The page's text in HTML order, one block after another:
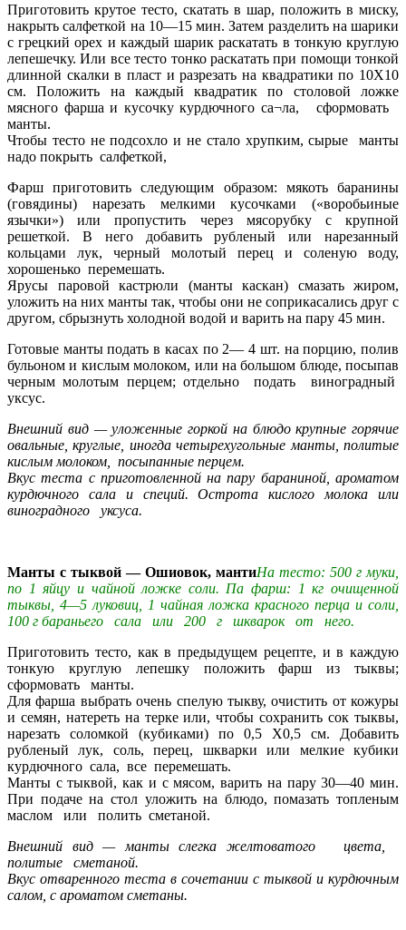
Приготовить крутое тесто, скатать в шар, положить в миску,
накрыть салфеткой на 10—15 мин. Затем разделить на шарики
с грецкий орех и каждый шарик раскатать в тонкую круглую
лепешечку. Или все тесто тонко раскатать при помощи тонкой
длинной скалки в пласт и разрезать на квадратики по 10X10
см. Положить на каждый квадратик по столовой ложке
мясного фарша и кусочку курдючного са¬ла, сформовать
манты.
Чтобы тесто не подсохло и не стало хрупким, сырые манты
надо покрыть салфеткой,
Фарш приготовить следующим образом: мякоть баранины
(говядины) нарезать мелкими кусочками («воробьиные
язычки») или пропустить через мясорубку с крупной
решеткой. В него добавить рубленый или нарезанный
кольцами лук, черный молотый перец и соленую воду,
хорошенько перемешать.
Ярусы паровой кастрюли (манты каскан) смазать жиром,
уложить на них манты так, чтобы они не соприкасались друг с
другом, сбрызнуть холодной водой и варить на пару 45 мин.
Готовые манты подать в касах по 2— 4 шт. на порцию, полив
бульоном и кислым молоком, или на большом блюде, посыпав
черным молотым перцем; отдельно подать виноградный
уксус.
Внешний вид — уложенные горкой на блюдо крупные горячие
овальные, круглые, иногда четырехугольные манты, политые
кислым молоком, посыпанные перцем.
Вкус теста с приготовленной на пару бараниной, ароматом
курдючного сала и специй. Острота кислого молока или
виноградного уксуса.
Манты с тыквой — Ошиовок, мантиНа тесто: 500 г муки,
по 1 яйцу и чайной ложке соли. Па фарш: 1 кг очищенной
тыквы, 4—5 луковиц, 1 чайная ложка красного перца и соли,
100 г бараньего сала или 200 г шкварок от него.
Приготовить тесто, как в предыдущем рецепте, и в каждую
тонкую круглую лепешку положить фарш из тыквы;
сформовать манты.
Для фарша выбрать очень спелую тыкву, очистить от кожуры
и семян, натереть на терке или, чтобы сохранить сок тыквы,
нарезать соломкой (кубиками) по 0,5 Х0,5 см. Добавить
рубленый лук, соль, перец, шкварки или мелкие кубики
курдючного сала, все перемешать.
Манты с тыквой, как и с мясом, варить на пару 30—40 мин.
При подаче на стол уложить на блюдо, помазать топленым
маслом или полить сметаной.
Внешний вид — манты слегка желтоватого цвета,
политые сметаной.
Вкус отваренного теста в сочетании с тыквой и курдючным
салом, с ароматом сметаны.